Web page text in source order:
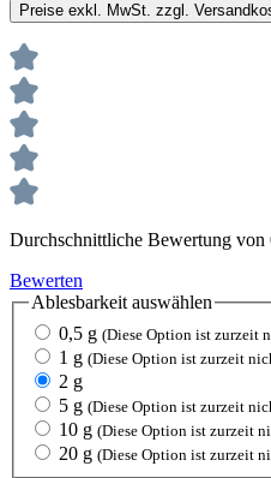
Preise exkl. MwSt. zzgl.
Durchschnittliche Bewertung von
Bewerten
Ablesbarkeitauswählen
0,5 g (Diese Option ist zurzeit
1 g (Diese Option ist zurzeit
2 g
5 g (Diese Option ist zurzeit
10 g (Diese Option ist zurzeit
20 g (Diese Option ist zurzeit